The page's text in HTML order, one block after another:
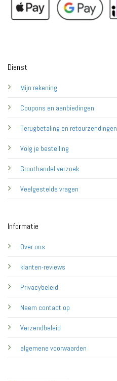
Dienst
Mijn rekening
Coupons en aanbiedingen
Terugbetaling en retourzendingen
Volg je bestelling
Groothandel verzoek
Veelgestelde vragen
Informatie
Over ons
klanten-reviews
Privacybeleid
Neem contact op
Verzendbeleid
algemene voorwaarden